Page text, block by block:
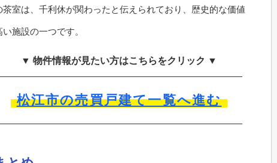
茶室は、千利休が関わったと伝えられており、歴史的な価値
い施設の一つです。
▼ 物件情報が見たい方はこちらをクリック ▼
松江市の売買戸建て一覧へ進む